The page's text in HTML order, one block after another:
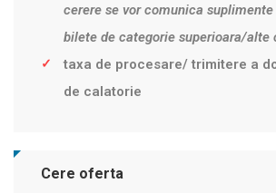
cerere se vor comunica
bilete de categorie superioara/alte
taxa de procesare/ trimitere a
de calatorie
Cere oferta